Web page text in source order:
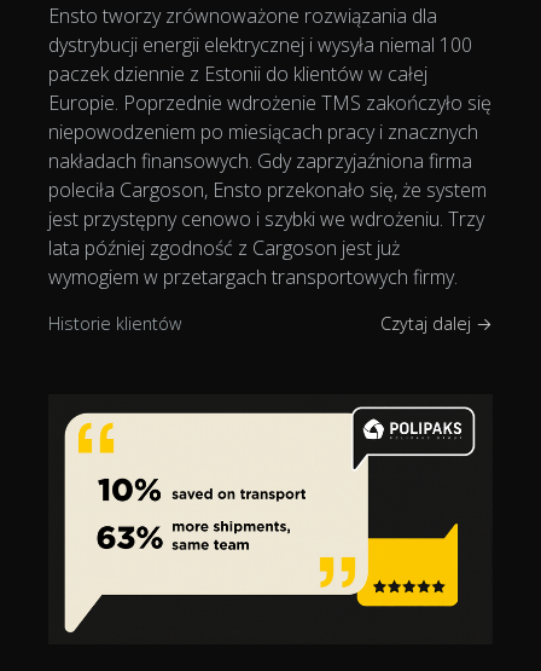
Ensto tworzy zrównoważone rozwiązania dla
dystrybucji energii elektrycznej i wysyła niemal 100
paczek dziennie z Estonii do klientów w całej
Europie. Poprzednie wdrożenie TMS zakończyło się
niepowodzeniem po miesiącach pracy i znacznych
nakładach finansowych. Gdy zaprzyjaźniona firma
poleciła Cargoson, Ensto przekonało się, że system
jest przystępny cenowo i szybki we wdrożeniu. Trzy
lata później zgodność z Cargoson jest już
wymogiem w przetargach transportowych firmy.
Historie klientów Czytaj dalej →